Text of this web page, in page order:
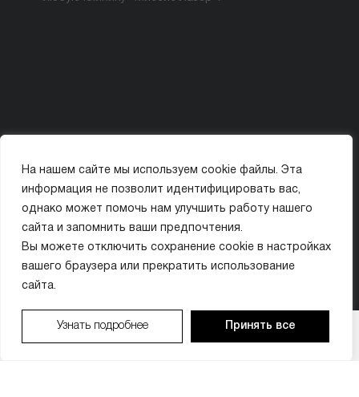
На нашем сайте мы используем cookie файлы. Эта
информация не позволит идентифицировать вас,
однако может помочь нам улучшить работу нашего
сайта и запомнить ваши предпочтения.
Вы можете отключить сохранение cookie в настройках
вашего браузера или прекратить использование
сайта.
Узнать подробнее Принять все
© ООО «МИССИС ЛЭ»
С ИНСТРУКЦИЕЙ ИЛИ ПРОКОНСУЛЬТИРУЙТЕСЬ С ВРАЧОМ.
ВАШ БОНУС:
0₽
Организатор акции: ООО «МИССИС ЛЭ» (ИНН 9704018410). Период проведения: с 01.01.2026
по 31.12.2026. Бонусы предоставляются в виде скидки на услуги клиники. Бонусы не